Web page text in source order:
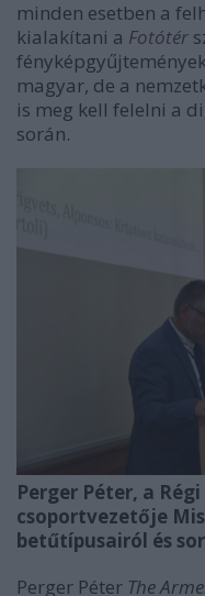
minden esetben a
kialakítani a Fotótér
magyar, de a
is meg kell felelni a
során.
Perger Péter, a
csoportvezetője
betűtípusairól és
Perger Péter The